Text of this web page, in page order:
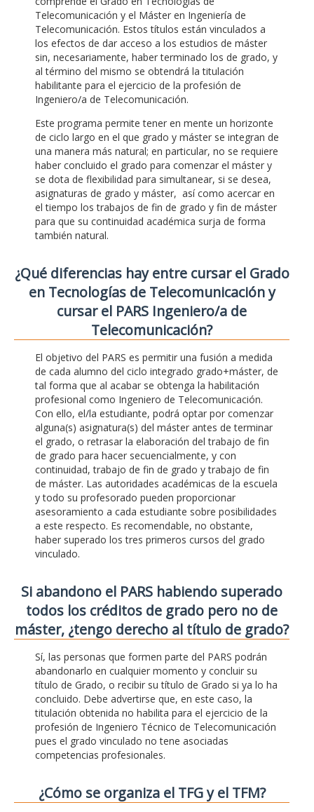
Telecomunicación y el Máster en Ingeniería de
Telecomunicación. Estos títulos están vinculados a
los efectos de dar acceso a los estudios de máster
sin, necesariamente, haber terminado los de grado, y
al término del mismo se obtendrá la titulación
habilitante para el ejercicio de la profesión de
Ingeniero/a de Telecomunicación.
Este programa permite tener en mente un horizonte
de ciclo largo en el que grado y máster se integran de
una manera más natural; en particular, no se requiere
haber concluido el grado para comenzar el máster y
se dota de flexibilidad para simultanear, si se desea,
asignaturas de grado y máster, así como acercar en
el tiempo los trabajos de fin de grado y fin de máster
para que su continuidad académica surja de forma
también natural.
¿Qué diferencias hay entre cursar el Grado
en Tecnologías de Telecomunicación y
cursar el PARS Ingeniero/a de
Telecomunicación?
El objetivo del PARS es permitir una fusión a medida
de cada alumno del ciclo integrado grado+máster, de
tal forma que al acabar se obtenga la habilitación
profesional como Ingeniero de Telecomunicación.
Con ello, el/la estudiante, podrá optar por comenzar
alguna(s) asignatura(s) del máster antes de terminar
el grado, o retrasar la elaboración del trabajo de fin
de grado para hacer secuencialmente, y con
continuidad, trabajo de fin de grado y trabajo de fin
de máster. Las autoridades académicas de la escuela
y todo su profesorado pueden proporcionar
asesoramiento a cada estudiante sobre posibilidades
a este respecto. Es recomendable, no obstante,
haber superado los tres primeros cursos del grado
vinculado.
Si abandono el PARS habiendo superado
todos los créditos de grado pero no de
máster, ¿tengo derecho al título de grado?
Sí, las personas que formen parte del PARS podrán
abandonarlo en cualquier momento y concluir su
título de Grado, o recibir su título de Grado si ya lo ha
concluido. Debe advertirse que, en este caso, la
titulación obtenida no habilita para el ejercicio de la
profesión de Ingeniero Técnico de Telecomunicación
pues el grado vinculado no tene asociadas
competencias profesionales.
¿Cómo se organiza el TFG y el TFM?